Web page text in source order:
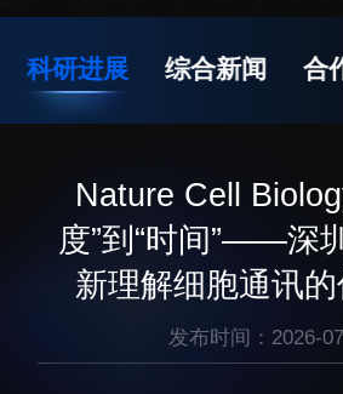
机构简介
院长寄语
现任领导
统计数据
研究机构
研究队伍
先进
生
生物
脑认
合成
材料
科研进展 综合新闻 合
Nature Cell
度”到“时间”——深
新理解细胞通讯
发布时间：2026-